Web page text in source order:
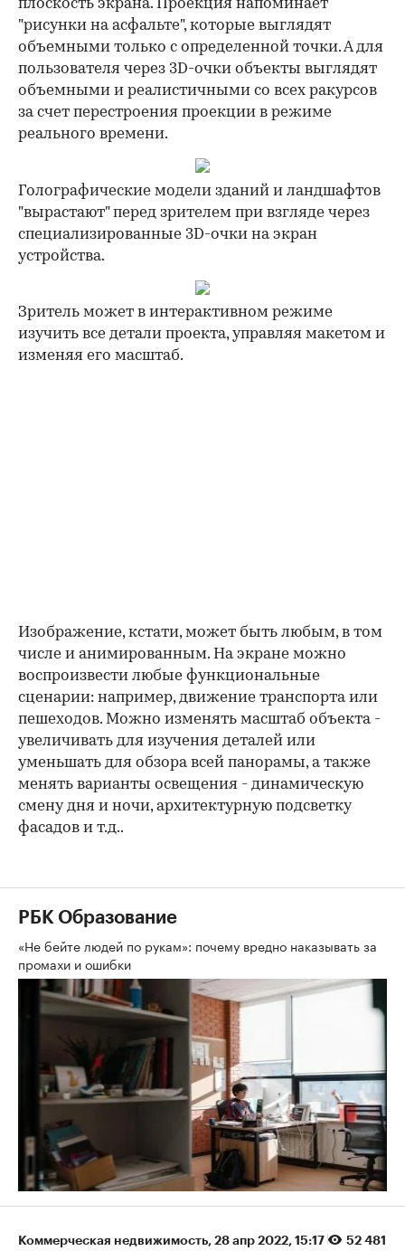
плоскость экрана. Проекция напоминает
"рисунки на асфальте", которые выглядят
объемными только с определенной точки. А для
пользователя через 3D-очки объекты выглядят
объемными и реалистичными со всех ракурсов
за счет перестроения проекции в режиме
реального времени.
Голографические модели зданий и ландшафтов
"вырастают" перед зрителем при взгляде через
специализированные 3D-очки на экран
устройства.
Зритель может в интерактивном режиме
изучить все детали проекта, управляя макетом и
изменяя его масштаб.
Изображение, кстати, может быть любым, в том
числе и анимированным. На экране можно
воспроизвести любые функциональные
сценарии: например, движение транспорта или
пешеходов. Можно изменять масштаб объекта -
увеличивать для изучения деталей или
уменьшать для обзора всей панорамы, а также
менять варианты освещения - динамическую
смену дня и ночи, архитектурную подсветку
фасадов и т.д..
РБК Образование
«Не бейте людей по рукам»: почему вредно наказывать за
промахи и ошибки
Коммерческая недвижимость⁠, 28 апр 2022, 15:17 52 481